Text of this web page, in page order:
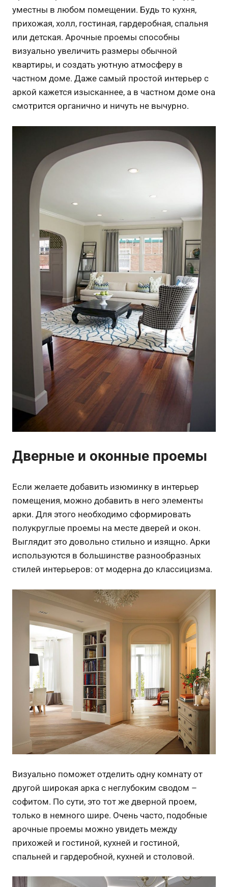
уместны в любом помещении. Будь то кухня,
прихожая, холл, гостиная, гардеробная, спальня
или детская. Арочные проемы способны
визуально увеличить размеры обычной
квартиры, и создать уютную атмосферу в
частном доме. Даже самый простой интерьер с
аркой кажется изысканнее, а в частном доме она
смотрится органично и ничуть не вычурно.
Дверные и оконные проемы
Если желаете добавить изюминку в интерьер
помещения, можно добавить в него элементы
арки. Для этого необходимо сформировать
полукруглые проемы на месте дверей и окон.
Выглядит это довольно стильно и изящно. Арки
используются в большинстве разнообразных
стилей интерьеров: от модерна до классицизма.
Визуально поможет отделить одну комнату от
другой широкая арка с неглубоким сводом –
софитом. По сути, это тот же дверной проем,
только в немного шире. Очень часто, подобные
арочные проемы можно увидеть между
прихожей и гостиной, кухней и гостиной,
спальней и гардеробной, кухней и столовой.